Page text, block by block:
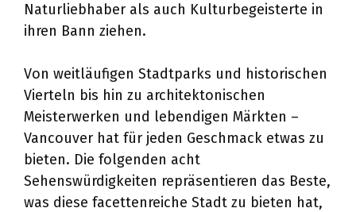
Naturliebhaber als auch Kulturbegeisterte in
ihren Bann ziehen.
Von weitläufigen Stadtparks und historischen
Vierteln bis hin zu architektonischen
Meisterwerken und lebendigen Märkten –
Vancouver hat für jeden Geschmack etwas zu
bieten. Die folgenden acht
Sehenswürdigkeiten repräsentieren das Beste,
was diese facettenreiche Stadt zu bieten hat,